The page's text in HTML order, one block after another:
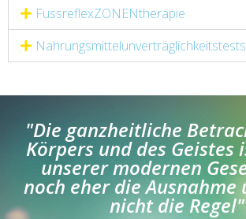
FussreflexZONENtherapie
Nahrungsmittelunverträglichkeitstests
"Die ganzheitliche
Körpers und des Geistes
unserer modernen
noch eher die Ausnahme
nicht die Regel"